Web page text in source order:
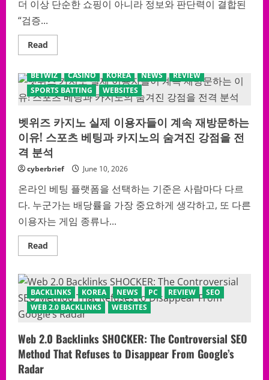
지
뒤
폼
의
진
짜
조
더 이상 단순한 쇼핑이 아니라 정보와 판단력이 결합된
“검증...
Read
more
세
계
명
품
장
의
민
낯
공
개:
레
리
카
한
번
에
구
별
고
만
건
지
는
극
비
크
시
스
BETWIZ CASINO KOREA NEWS
REVIEW
SPORTS BATTING
WEBSITES
벳위즈 카지노 실제 이용자들이 계속 재방문하는
이유! 스포츠 베팅과 카지노의 숨겨진 강점을 전
격 분석
cyberbrief June 10, 2026
온라인 베팅 플랫폼을 선택하는 기준은 사람마다 다르
다. 누군가는 배당률을 가장 중요하게 생각하고, 또 다른
이용자는 게임 종류나...
Read
more
위
즈
카
지
노
실
이
용
자
BACKLINKS KOREA NEWS PC REVIEW
SEO
WEB 2.0 BACKLINKS
WEBSITES
Web 2.0 Backlinks SHOCKER: The Controversial SEO
Method That Refuses to Disappear From Google’s
Radar